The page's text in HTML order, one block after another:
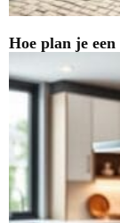
Hoe plan je een